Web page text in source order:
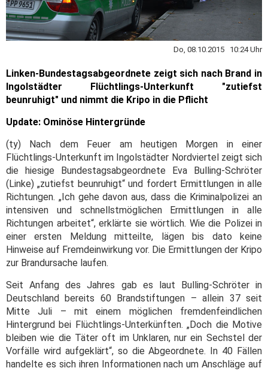
Do, 08.10.2015 10:24 Uhr
Linken-Bundestagsabgeordnete zeigt sich nach Brand in
Ingolstädter Flüchtlings-Unterkunft "zutiefst
beunruhigt" und nimmt die Kripo in die Pflicht
Update: Ominöse Hintergründe
(ty) Nach dem Feuer am heutigen Morgen in einer
Flüchtlings-Unterkunft im Ingolstädter Nordviertel zeigt sich
die hiesige Bundestagsabgeordnete Eva Bulling-Schröter
(Linke) „zutiefst beunruhigt“ und fordert Ermittlungen in alle
Richtungen. „Ich gehe davon aus, dass die Kriminalpolizei an
intensiven und schnellstmöglichen Ermittlungen in alle
Richtungen arbeitet“, erklärte sie wörtlich. Wie die Polizei in
einer ersten Meldung mitteilte, lägen bis dato keine
Hinweise auf Fremdeinwirkung vor. Die Ermittlungen der Kripo
zur Brandursache laufen.
Seit Anfang des Jahres gab es laut Bulling-Schröter in
Deutschland bereits 60 Brandstiftungen – allein 37 seit
Mitte Juli – mit einem möglichen fremdenfeindlichen
Hintergrund bei Flüchtlings-Unterkünften. „Doch die Motive
bleiben wie die Täter oft im Unklaren, nur ein Sechstel der
Vorfälle wird aufgeklärt“, so die Abgeordnete. In 40 Fällen
handelte es sich ihren Informationen nach um Anschläge auf